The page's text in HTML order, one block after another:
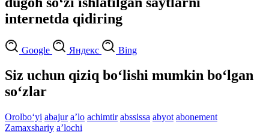
internetda qidiring
Google Яндекс Bing
Siz uchun qiziq bo‘lishi mumkin bo‘lgan
so‘zlar
Orolbo‘yi abajur aʼlo achimtir abssissa abyot abonement
Zamaxshariy aʼlochi